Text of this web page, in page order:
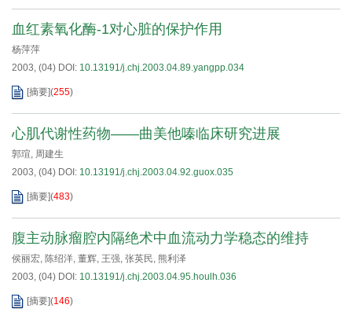
血红素氧化酶-1对心脏的保护作用
杨萍萍
2003, (04) DOI: 10.13191/j.chj.2003.04.89.yangpp.034
[摘要](255)
心肌代谢性药物——曲美他嗪临床研究进展
郭瑄, 周建生
2003, (04) DOI: 10.13191/j.chj.2003.04.92.guox.035
[摘要](483)
腹主动脉瘤腔内隔绝术中血流动力学稳态的维持
侯丽宏, 陈绍洋, 董辉, 王强, 张英民, 熊利泽
2003, (04) DOI: 10.13191/j.chj.2003.04.95.houlh.036
[摘要](146)